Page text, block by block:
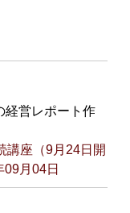
営レポート作
講座（9月24日開
月04日